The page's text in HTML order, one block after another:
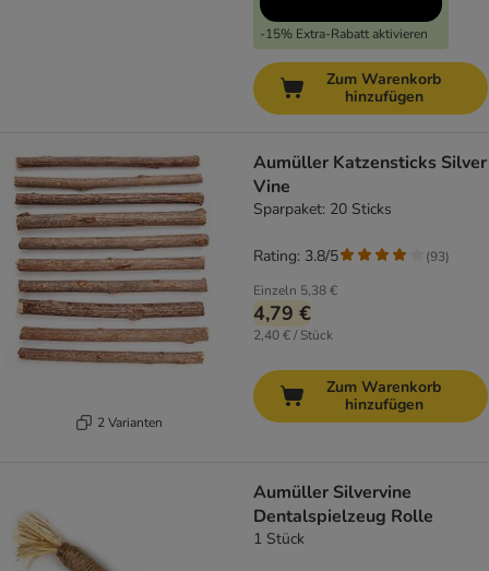
-15% Extra-Rabatt aktivieren
Zum Warenkorb
hinzufügen
2 Varianten
Aumüller Katzensticks Silver
Vine
Sparpaket: 20 Sticks
Einzeln 5,38 €
4,79 €
2,40 € / Stück
Rating: 3.8/5 (93)
Zum Warenkorb
hinzufügen
Aumüller Silvervine
Dentalspielzeug Rolle
1 Stück